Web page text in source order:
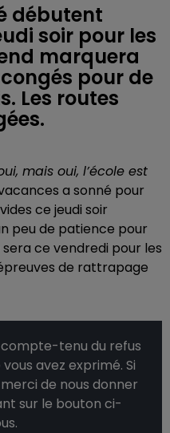
débutent
soir pour les
marquera
pour de
Les routes
mais oui, l’école est
a sonné pour
ce jeudi soir
peu de patience pour
ce vendredi pour les
de rattrapage
tenu du refus
avez exprimé. Si
de nous donner
sur le bouton ci-